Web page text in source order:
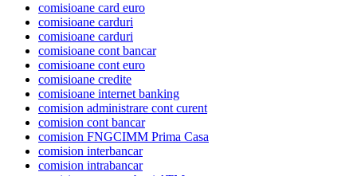
comisioane card euro
comisioane carduri
comisioane carduri
comisioane cont bancar
comisioane cont euro
comisioane credite
comisioane internet banking
comision administrare cont curent
comision cont bancar
comision FNGCIMM Prima Casa
comision interbancar
comision intrabancar